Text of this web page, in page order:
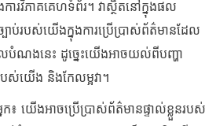
ារវិភាគគេហទំព័រ។ វាស្ថិតនៅក្នុងផល
ាប់របស់យើងក្នុងការប្រើប្រាស់ព័ត៌មានដែល
ណងនេះ ដូច្នេះយើងអាចយល់ពីបញ្ហា
ស់យើង និងកែលម្អវា។
៖ យើងអាចប្រើប្រាស់ព័ត៌មានផ្ទាល់ខ្លួនរបស់